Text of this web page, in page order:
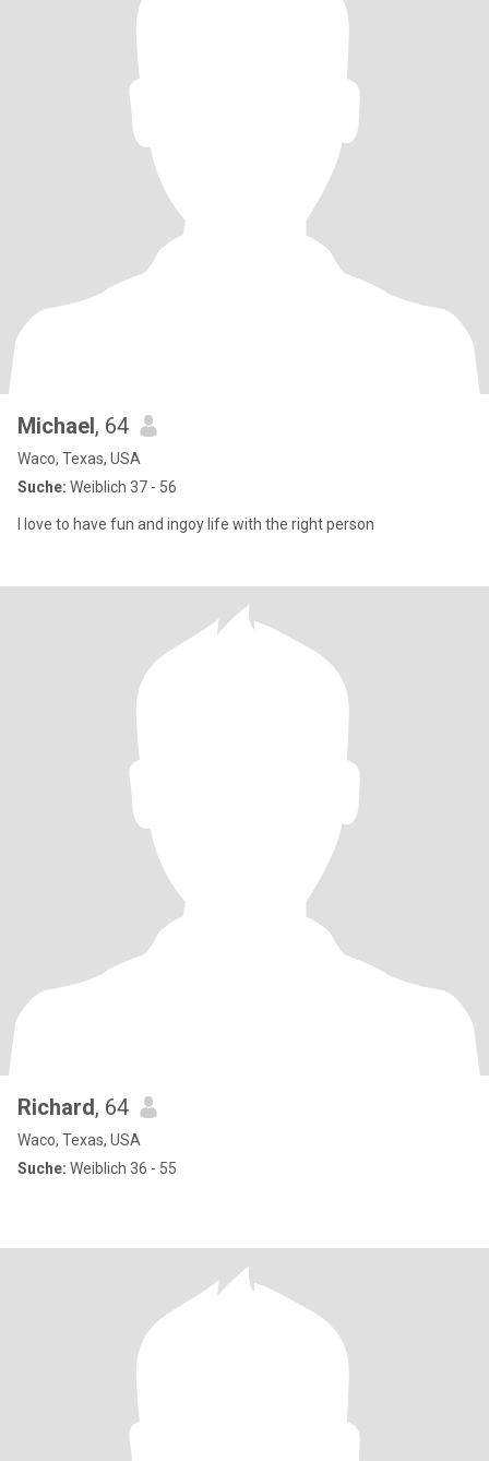
Michael, 64
Waco, Texas, USA
Suche: Weiblich 37 - 56
I love to have fun and ingoy life with the right person
Richard, 64
Waco, Texas, USA
Suche: Weiblich 36 - 55